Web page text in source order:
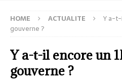
HOME ACTUALITE
Y a-t-
gouverne ?
Y a-t-il encore un
gouverne ?